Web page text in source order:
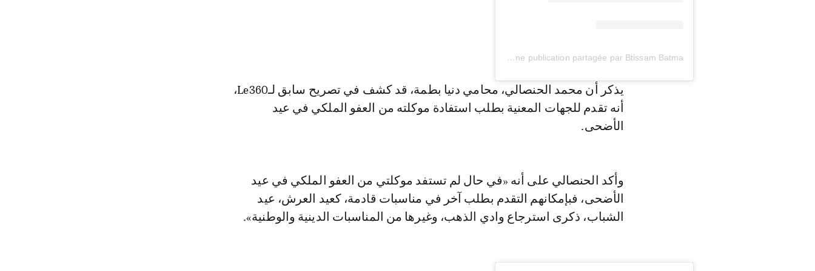
Une publication partagée par Btissam Batma | ابتسام بطمة (@btissambatmaofficial)
يذكر أن محمد الحنصالي، محامي دنيا بطمة، قد كشف في تصريح سابق لـLe360،
أنه تقدم للجهات المعنية بطلب استفادة موكلته من العفو الملكي في عيد
الأضحى.
وأكد الحنصالي على أنه «في حال لم تستفد موكلتي من العفو الملكي في عيد
الأضحى، فبإمكانهم التقدم بطلب آخر في مناسبات قادمة، كعيد العرش، عيد
الشباب، ذكرى استرجاع وادي الذهب، وغيرها من المناسبات الدينية والوطنية».